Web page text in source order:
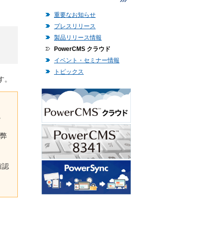
認
重要なお知らせ
プレスリリース
製品リリース情報
PowerCMS クラウド
イベント・セミナー情報
トピックス